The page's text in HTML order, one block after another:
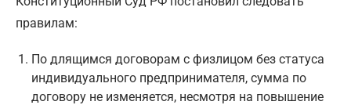
правилам:
По длящимся договорам с физлицом без статуса
индивидуального предпринимателя, сумма по
договору не изменяется, несмотря на повышение